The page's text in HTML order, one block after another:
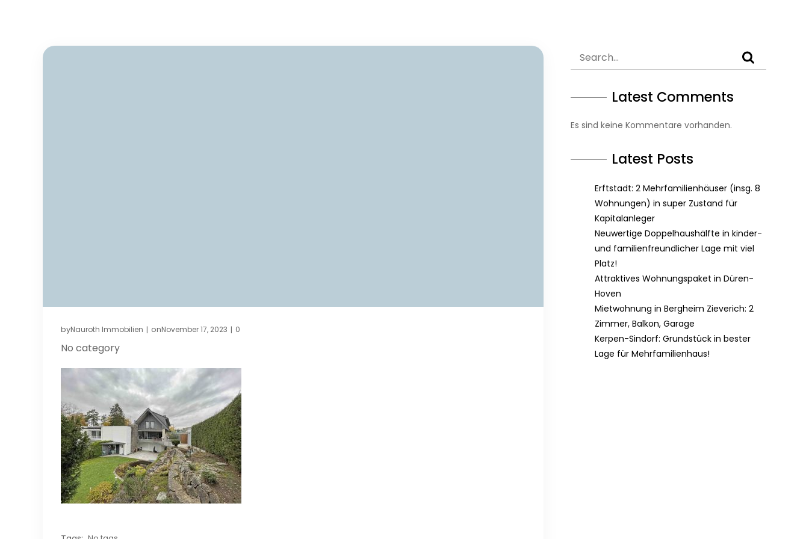
byNauroth Immobilien | onNovember 17, 2023 | 0
No category
Latest Comments
Es sind keine Kommentare vorhanden.
Latest Posts
Erftstadt: 2 Mehrfamilienhäuser (insg. 8
Wohnungen) in super Zustand für
Kapitalanleger
Neuwertige Doppelhaushälfte in kinder-
und familienfreundlicher Lage mit viel
Platz!
Attraktives Wohnungspaket in Düren-
Hoven
Mietwohnung in Bergheim Zieverich: 2
Zimmer, Balkon, Garage
Kerpen-Sindorf: Grundstück in bester
Lage für Mehrfamilienhaus!